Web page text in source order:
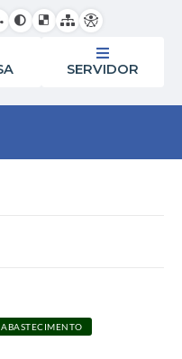
SERVIDOR